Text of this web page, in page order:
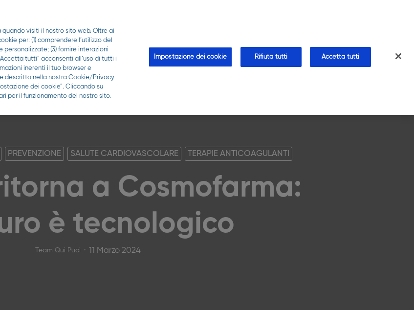
Scopri Qui puoi Le analisi
PREVENZIONE SALUTE CARDIOVASCOLARE TERAPIE ANTICOAGULANTI
a Cosmofarma:
è tecnologico
Team Qui Puoi 11 Marzo 2024
visiti il nostro sito web. Oltre ai
per: (1) comprendere l’utilizzo del
(3) fornire interazioni
tutti” acconsenti all’uso di tutti i
inerenti il tuo browser e
descritto nella nostra Cookie/Privacy
dei cookie”. Cliccando su
per il funzionamento del nostro sito.
Impostazione dei cookie Rifiuta tutti Accetta tutti